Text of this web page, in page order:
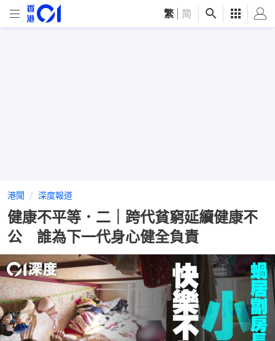
繁 简
港聞 深度報道
健康不平等．二｜跨代貧窮延續健康不
公 誰為下一代身心健全負責